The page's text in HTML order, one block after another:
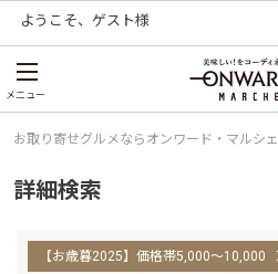
ようこそ、 ゲスト様
メニュー
お取り寄せグルメならオンワード・マルシェ
詳細検索
【お歳暮2025】価格帯5,000～10,000